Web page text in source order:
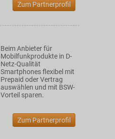
Zum Partnerprofil
Beim Anbieter für
Mobilfunkprodukte in D-
Netz-Qualität
Smartphones flexibel mit
Prepaid oder Vertrag
auswählen und mit BSW-
Vorteil sparen.
Zum Partnerprofil